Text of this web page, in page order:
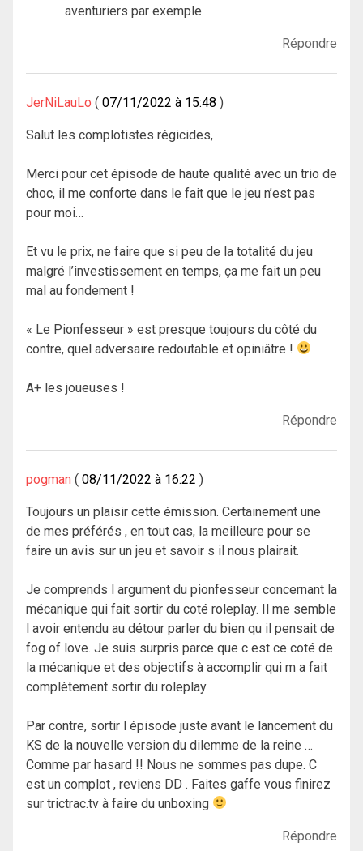
aventuriers par exemple
Répondre
JerNiLauLo 07/11/2022 à 15:48
Salut les complotistes régicides,
Merci pour cet épisode de haute qualité avec un trio de
choc, il me conforte dans le fait que le jeu n’est pas
pour moi…
Et vu le prix, ne faire que si peu de la totalité du jeu
malgré l’investissement en temps, ça me fait un peu
mal au fondement !
« Le Pionfesseur » est presque toujours du côté du
contre, quel adversaire redoutable et opiniâtre !
A+ les joueuses !
Répondre
pogman 08/11/2022 à 16:22
Toujours un plaisir cette émission. Certainement une
de mes préférés , en tout cas, la meilleure pour se
faire un avis sur un jeu et savoir s il nous plairait.
Je comprends l argument du pionfesseur concernant la
mécanique qui fait sortir du coté roleplay. Il me semble
l avoir entendu au détour parler du bien qu il pensait de
fog of love. Je suis surpris parce que c est ce coté de
la mécanique et des objectifs à accomplir qui m a fait
complètement sortir du roleplay
Par contre, sortir l épisode juste avant le lancement du
KS de la nouvelle version du dilemme de la reine …
Comme par hasard !! Nous ne sommes pas dupe. C
est un complot , reviens DD . Faites gaffe vous finirez
sur trictrac.tv à faire du unboxing
Répondre